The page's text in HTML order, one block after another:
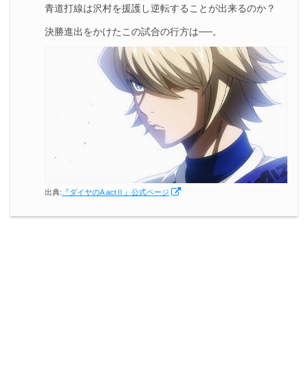
青道打線は沢村を援護し逆転することが出来るのか？
決勝進出をかけたこの試合の行方は──。
出典: 『ダイヤのA actⅡ』公式ページ